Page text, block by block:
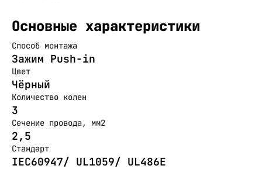
Основные характеристики
Способ монтажа
Зажим Push-in
Цвет
Чёрный
Количество колен
3
Сечение провода, мм2
2,5
Стандарт
IEC60947/ UL1059/ UL486E